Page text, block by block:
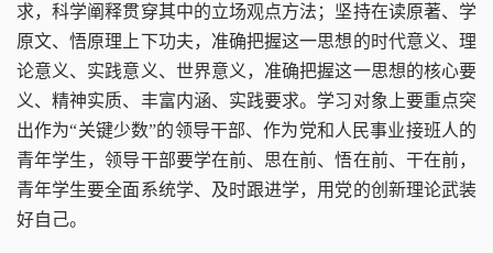
求，科学阐释贯穿其中的立场观点方法；坚持在读原著、学
原文、悟原理上下功夫，准确把握这一思想的时代意义、理
论意义、实践意义、世界意义，准确把握这一思想的核心要
义、精神实质、丰富内涵、实践要求。学习对象上要重点突
出作为“关键少数”的领导干部、作为党和人民事业接班人的
青年学生，领导干部要学在前、思在前、悟在前、干在前，
青年学生要全面系统学、及时跟进学，用党的创新理论武装
好自己。